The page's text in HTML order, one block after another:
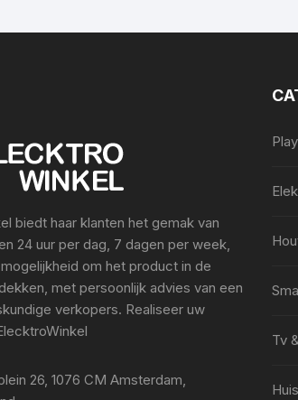
biedt haar klanten het gemak van
24 uur per dag, 7 dagen per week,
om het product in de
met persoonlijk advies van een
verkopers. Realiseer uw
26, 1076 CM Amsterdam,
Tv